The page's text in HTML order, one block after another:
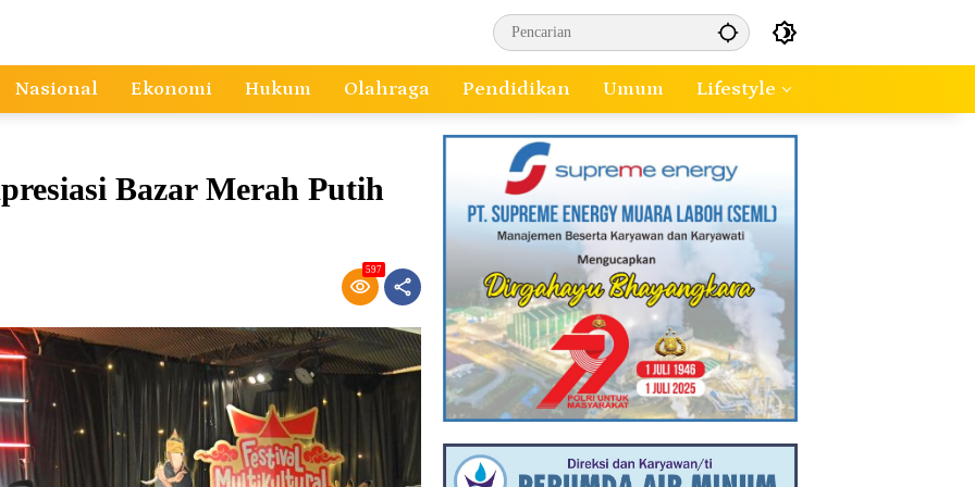
Nasional Ekonomi Hukum Olahraga Pendidikan Umum Lifestyle
Bazar Merah Putih
597